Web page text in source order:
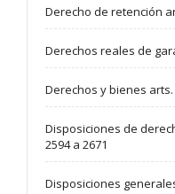
Derecho de retención
Derechos reales de
Derechos y bienes arts.
Disposiciones de
2594 a 2671
Disposiciones